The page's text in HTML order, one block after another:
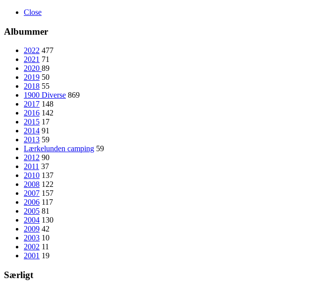
Close
Albummer
2022 477
2021 71
2020 89
2019 50
2018 55
1900 Diverse 869
2017 148
2016 142
2015 17
2014 91
2013 59
Lærkelunden camping 59
2012 90
2011 37
2010 137
2008 122
2007 157
2006 117
2005 81
2004 130
2009 42
2003 10
2002 11
2001 19
Særligt